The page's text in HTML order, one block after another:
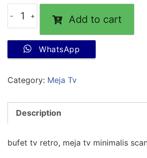
Add to cart
WhatsApp
Category: Meja Tv
Description
bufet tv retro, meja tv minimalis